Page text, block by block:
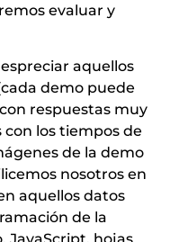
evaluar y
aquellos
demo puede
respuestas muy
los tiempos de
de la demo
nosotros en
aquellos datos
de la